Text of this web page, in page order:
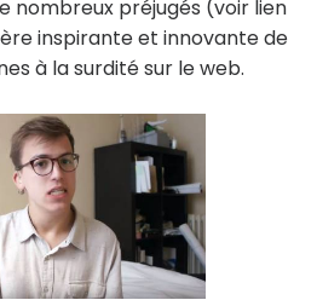
nombreux préjugés (voir lien
inspirante et innovante de
à la surdité sur le web.